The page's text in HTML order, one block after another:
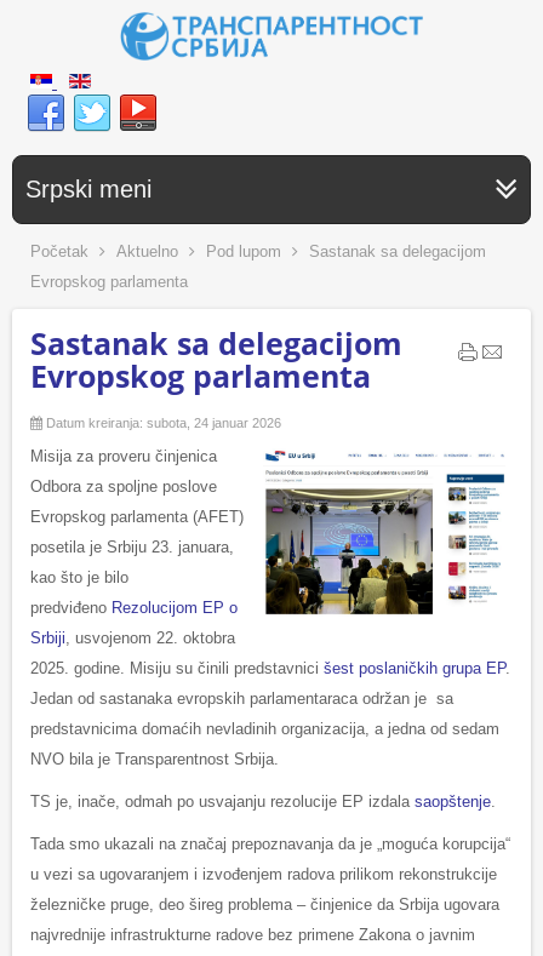
Srpski meni
Početak Aktuelno Pod lupom
Sastanak sa delegacijom
Evropskog parlamenta
Sastanak sa delegacijom
Evropskog parlamenta
Datum kreiranja: subota, 24 januar 2026
Misija za proveru činjenica
Odbora za spoljne poslove
Evropskog parlamenta (AFET)
posetila je Srbiju 23. januara,
kao što je bilo
predviđeno Rezolucijom EP o
Srbiji, usvojenom 22. oktobra
2025. godine. Misiju su činili predstavnici šest poslaničkih grupa EP.
Jedan od sastanaka evropskih parlamentaraca održan je sa
predstavnicima domaćih nevladinih organizacija, a jedna od sedam
NVO bila je Transparentnost Srbija.
TS je, inače, odmah po usvajanju rezolucije EP izdala saopštenje.
Tada smo ukazali na značaj prepoznavanja da je „moguća korupcija“
u vezi sa ugovaranjem i izvođenjem radova prilikom rekonstrukcije
železničke pruge, deo šireg problema – činjenice da Srbija ugovara
najvrednije infrastrukturne radove bez primene Zakona o javnim